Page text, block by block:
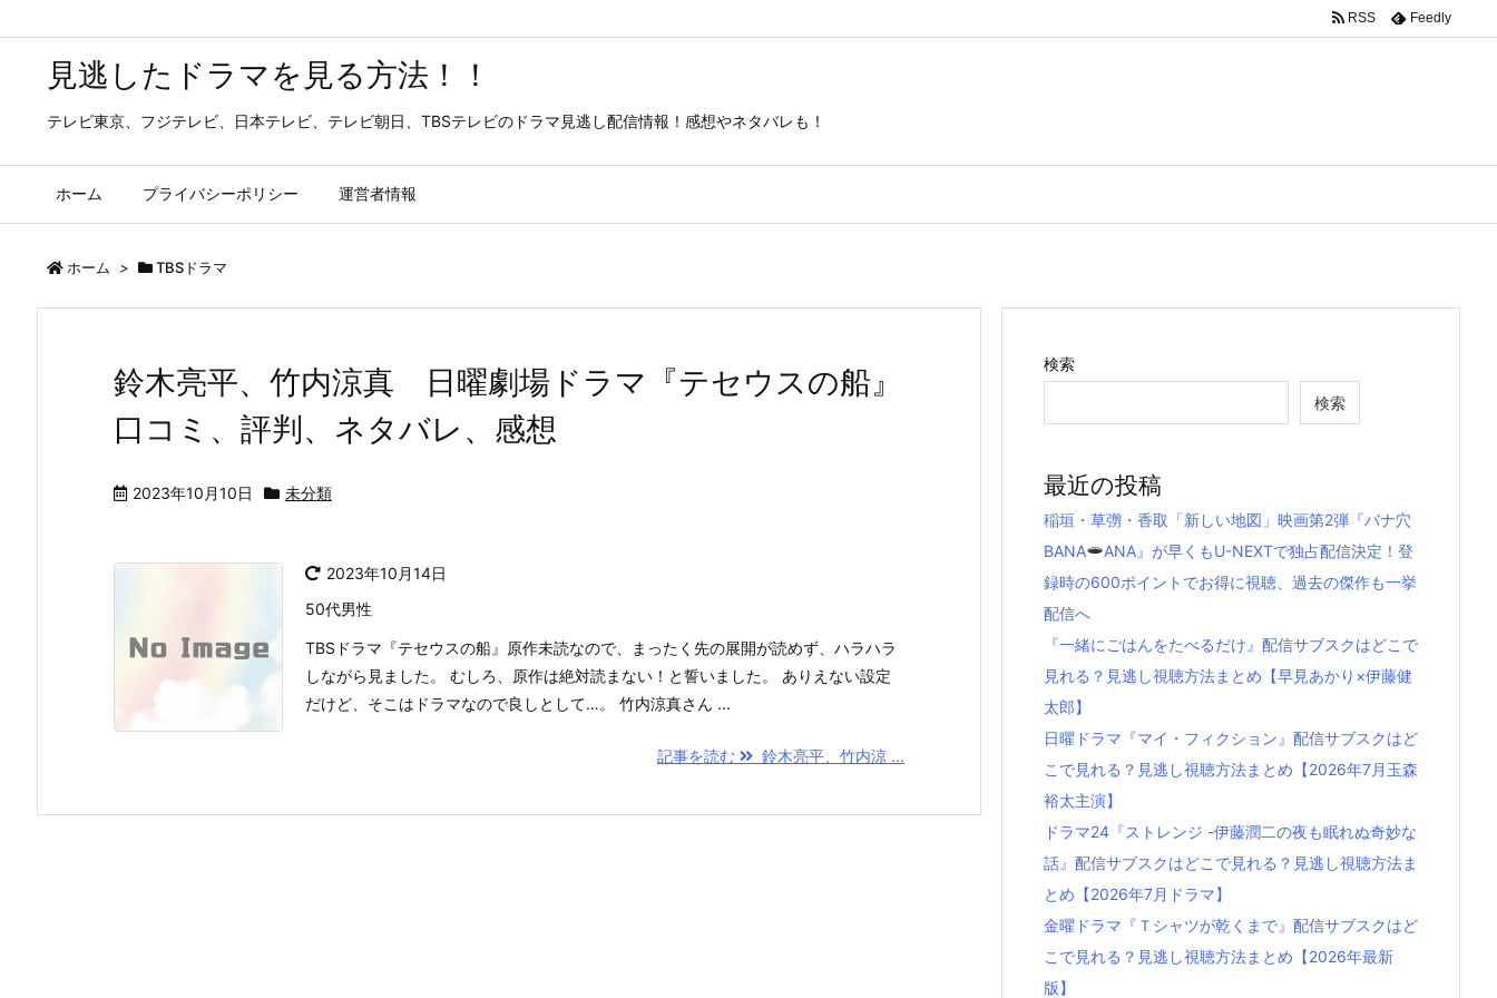
見逃したドラマを見る方法！！
テレビ東京、フジテレビ、日本テレビ、テレビ朝日、TBSテレビのドラマ見逃し配信情報！感想やネタバレも！
ホーム プライバシーポリシー 運営者情報
RSS Feedly
ホーム > TBSドラマ
鈴木亮平、竹内涼真 日曜劇場ドラマ『テセウスの船』
口コミ、評判、ネタバレ、感想
2023年10月10日 未分類
2023年10月14日
50代男性
TBSドラマ『テセウスの船』原作未読なので、まったく先の展開が読めず、ハラハラ
しながら見ました。 むしろ、原作は絶対読まない！と誓いました。 ありえない設定
だけど、そこはドラマなので良しとして…。 竹内涼真さん ...
記事を読む 鈴木亮平、竹内涼 ...
検索
検索
最近の投稿
稲垣・草彅・香取「新しい地図」映画第2弾『バナ穴
BANA
ANA』が早くもU-NEXTで独占配信決定！登
録時の600ポイントでお得に視聴、過去の傑作も一挙
配信へ
『一緒にごはんをたべるだけ』配信サブスクはどこで
見れる？見逃し視聴方法まとめ【早見あかり×伊藤健
太郎】
日曜ドラマ『マイ・フィクション』配信サブスクはど
こで見れる？見逃し視聴方法まとめ【2026年7月玉森
裕太主演】
ドラマ24『ストレンジ -伊藤潤二の夜も眠れぬ奇妙な
話』配信サブスクはどこで見れる？見逃し視聴方法ま
とめ【2026年7月ドラマ】
金曜ドラマ『Ｔシャツが乾くまで』配信サブスクはど
こで見れる？見逃し視聴方法まとめ【2026年最新
版】